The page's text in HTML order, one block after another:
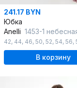
241.17 BYN
Юбка
Anelli 1453-1
42, 44, 46, 50, 52, 54, 56,
В корзину